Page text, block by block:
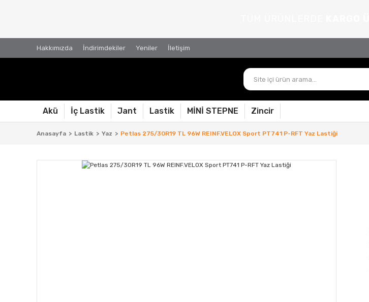
Hakkımızda İndirimdekiler Yeniler İletişim
Akü İç Lastik Jant Lastik MİNİ STEPNE Zincir
Anasayfa Lastik Yaz Petlas 275/30R19 TL 96W REINF.VELOX Sport PT741 P-RFT Yaz Lastiği